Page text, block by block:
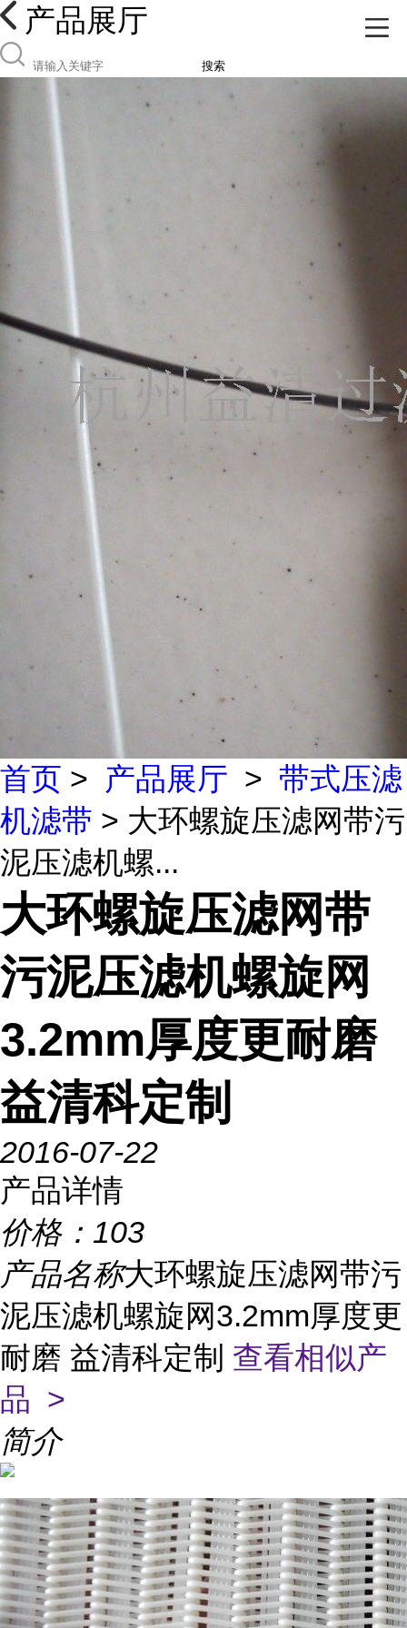
产品展厅
搜索
首页 > 产品展厅 > 带式压滤
机滤带 > 大环螺旋压滤网带污
泥压滤机螺...
大环螺旋压滤网带
污泥压滤机螺旋网
3.2mm厚度更耐磨
益清科定制
2016-07-22
产品详情
价格： 103
产品名称大环螺旋压滤网带污
泥压滤机螺旋网3.2mm厚度更
耐磨 益清科定制 查看相似产
品 >
简介